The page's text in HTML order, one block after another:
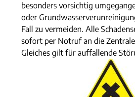
besonders vorsichtig
oder
Fall zu vermeiden. Alle
sofort per Notruf an die
Gleiches gilt für auffallende